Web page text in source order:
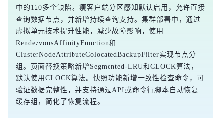
中的120多个缺陷。瘦客户端分区感知默认启用，允许直接
查询数据节点，并新增持续查询支持。集群部署中，通过
虚拟单元技术提升性能，减少故障影响，使用
RendezvousAffinityFunction和
ClusterNodeAttributeColocatedBackupFilter实现节点分
组。页面替换策略新增Segmented-LRU和CLOCK算法，
默认使用CLOCK算法。快照功能新增一致性检查命令，可
验证数据完整性，并支持通过API或命令行脚本自动恢复
缓存组，简化了恢复流程。